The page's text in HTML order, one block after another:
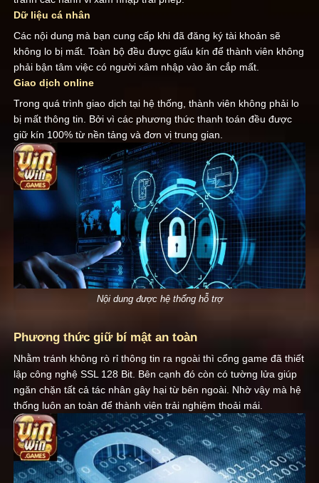
Dữ liệu cá nhân
Các nội dung mà bạn cung cấp khi đã đăng ký tài khoản sẽ
không lo bị mất. Toàn bộ đều được giấu kín để thành viên không
phải bận tâm việc có người xâm nhập vào ăn cắp mất.
Giao dịch online
Trong quá trình giao dịch tại hệ thống, thành viên không phải lo
bị mất thông tin. Bởi vì các phương thức thanh toán đều được
giữ kín 100% từ nền tảng và đơn vị trung gian.
Nội dung được hệ thống hỗ trợ
Phương thức giữ bí mật an toàn
Nhằm tránh không rò rỉ thông tin ra ngoài thì cổng game đã thiết
lập công nghệ SSL 128 Bit. Bên cạnh đó còn có tường lửa giúp
ngăn chặn tất cả tác nhân gây hại từ bên ngoài. Nhờ vậy mà hệ
thống luôn an toàn để thành viên trải nghiệm thoải mái.